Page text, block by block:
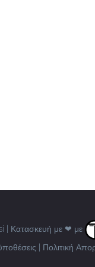
| Κατασκευή με ❤ με
Πολιτική